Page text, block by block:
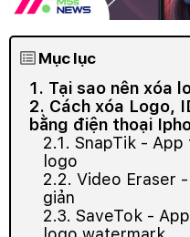
Mục lục
1. Tại sao nên xóa
2. Cách xóa Logo,
bằng điện thoại
2.1. SnapTik -
logo
2.2. Video Eraser
giản
2.3. SaveTok -